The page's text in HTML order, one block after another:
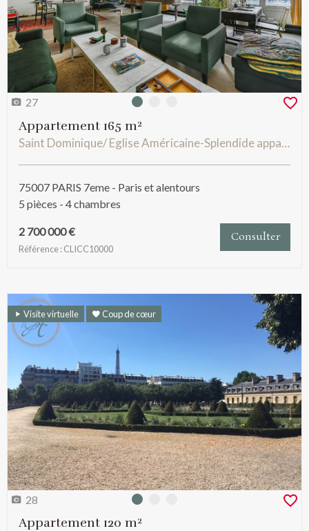
27 Photo 0
Appartement 165 m²
Saint Dominique/ Eglise Américaine-Splendide appartement familial
75007 PARIS 7eme - Paris et alentours
5 pièces - 4 chambres
2 700 000 €
Référence : CLICC10000
Consulter
Visite virtuelle Coup de cœur
28 Photo 0
Appartement 120 m²